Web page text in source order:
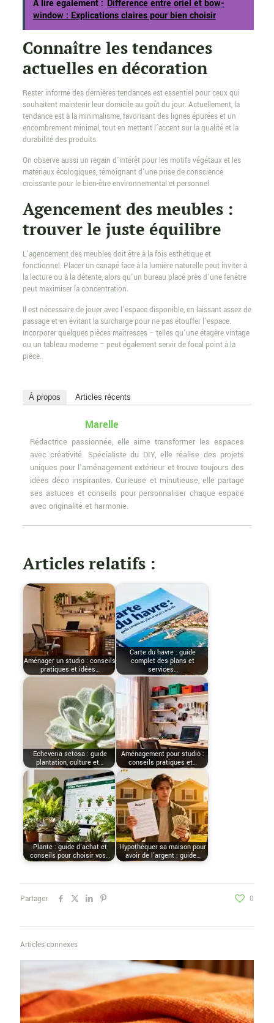
A lire également : Différence entre oriel et bow-
window : Explications claires pour bien choisir
Connaître les tendances
actuelles en décoration
Rester informé des dernières tendances est essentiel pour ceux qui
souhaitent maintenir leur domicile au goût du jour. Actuellement, la
tendance est à la minimalisme, favorisant des lignes épurées et un
encombrement minimal, tout en mettant l’accent sur la qualité et la
durabilité des produits.
On observe aussi un regain d’intérêt pour les motifs végétaux et les
matériaux écologiques, témoignant d’une prise de conscience
croissante pour le bien-être environnemental et personnel.
Agencement des meubles :
trouver le juste équilibre
L’agencement des meubles doit être à la fois esthétique et
fonctionnel. Placer un canapé face à la lumière naturelle peut inviter à
la lecture ou à la détente, alors qu’un bureau placé près d’une fenêtre
peut maximiser la concentration.
Il est nécessaire de jouer avec l’espace disponible, en laissant assez de
passage et en évitant la surcharge pour ne pas étouffer l’espace.
Incorporer quelques pièces maîtresses – telles qu’une étagère vintage
ou un tableau moderne – peut également servir de focal point à la
pièce.
À propos Articles récents
Marelle
Rédactrice passionnée, elle aime transformer les espaces
avec créativité. Spécialiste du DIY, elle réalise des projets
uniques pour l'aménagement extérieur et trouve toujours des
idées déco inspirantes. Curieuse et minutieuse, elle partage
ses astuces et conseils pour personnaliser chaque espace
avec originalité et harmonie.
Articles relatifs :
Aménager un studio : conseils
pratiques et idées…
Carte du havre : guide
complet des plans et
services…
Echeveria setosa : guide
plantation, culture et…
Aménagement pour studio :
conseils pratiques et…
Plante : guide d'achat et
conseils pour choisir vos…
Hypothéquer sa maison pour
avoir de l'argent : guide…
Partager 0
Articles connexes